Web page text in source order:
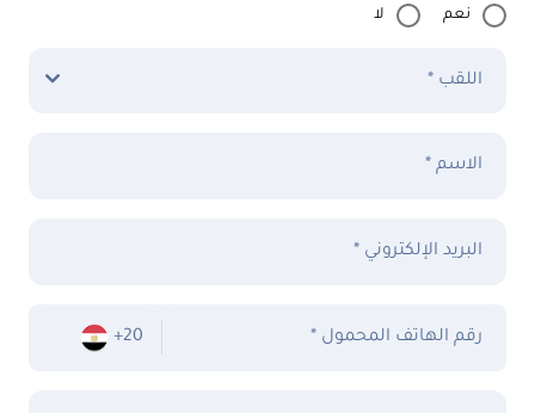
نعم لا
اللقب *
الاسم *
البريد الإلكتروني *
+20 * رقم الهاتف المحمول